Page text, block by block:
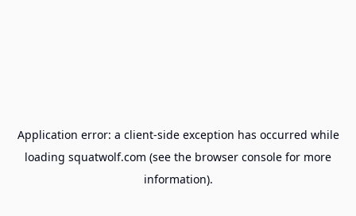
Application error: a client-side exception has occurred while
loading squatwolf.com (see the browser console for more
information).